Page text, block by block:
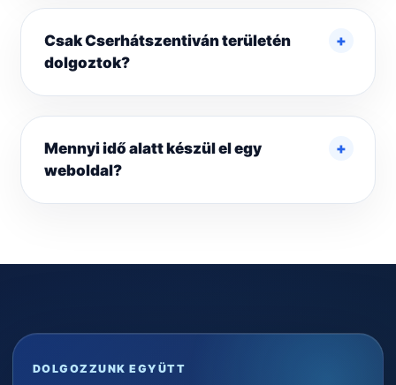
Csak Cserhátszentiván területén
dolgoztok?
Mennyi idő alatt készül el egy
weboldal?
DOLGOZZUNK EGYÜTT